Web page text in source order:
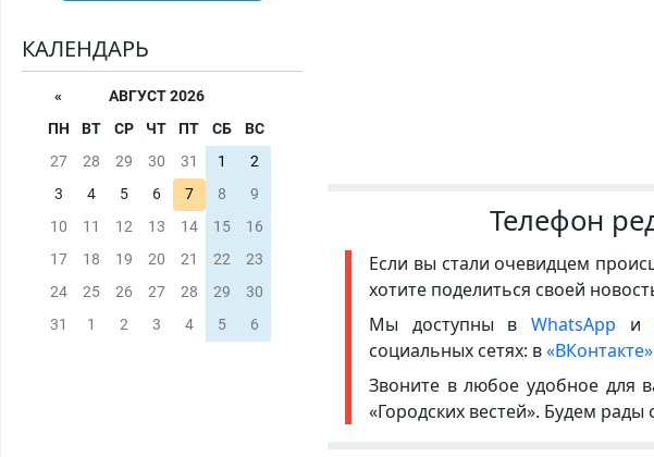
Телефон
Если вы стали очевидцем
хотите поделиться своей
Мы доступны в WhatsApp и
социальных сетях: в«ВКонтакте»
Звоните в любое удобное для
«Городских вестей». Будем
КАЛЕНДАРЬ
«
АВГУСТ 2026
ПН
ВТ СР ЧТ ПТ СБ
ВС
27
28 29 30 31 1
2
3
4 5 6 7 8
9
10
11 12 13 14 15
16
17
18 19 20 21 22
23
24
25 26 27 28 29
30
31
1 2 3 4 5 6